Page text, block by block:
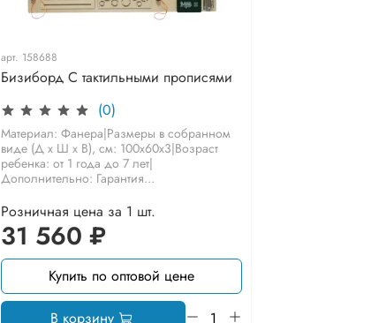
арт. 158688
Бизиборд С тактильными прописями
(0)
Материал: Фанера|Размеры в собранном
виде (Д х Ш х В), см: 100х60х3|Возраст
ребенка: от 1 года до 7 лет|
Дополнительно: Гарантия...
Розничная цена за 1 шт.
31 560 ₽
Купить по оптовой цене
В корзину